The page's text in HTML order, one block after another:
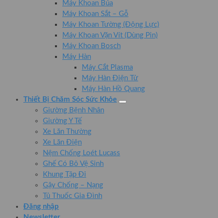
Máy Khoan Búa
Máy Khoan Sắt – Gỗ
Máy Khoan Tường (Động Lực)
Máy Khoan Vặn Vít (Dùng Pin)
Máy Khoan Bosch
Máy Hàn
Máy Cắt Plasma
Máy Hàn Điện Tử
Máy Hàn Hồ Quang
Thiết Bị Chăm Sóc Sức Khỏe
Giường Bệnh Nhân
Giường Y Tế
Xe Lăn Thường
Xe Lăn Điện
Nệm Chống Loét Lucass
Ghế Có Bô Vệ Sinh
Khung Tập Đi
Gậy Chống – Nạng
Tủ Thuốc Gia Đình
Đăng nhập